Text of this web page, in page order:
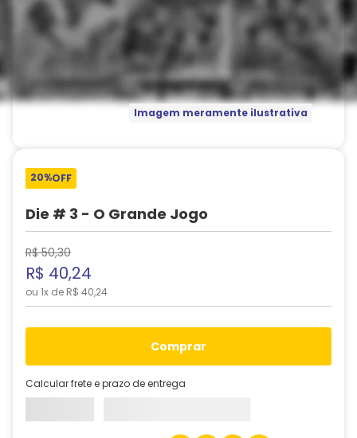
Imagem meramente ilustrativa
20%OFF
Die # 3 - O Grande Jogo
R$ 50,30
R$ 40,24
ou 1x de R$ 40,24
comprar
Calcular frete e prazo de entrega